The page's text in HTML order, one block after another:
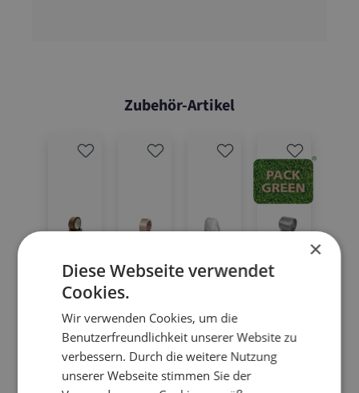
Zubehör-Artikel
03.P
01
03.TE
SA41
05.L
KS10
05.L
PGR
×
Diese Webseite verwendet
Cookies.
Wir verwenden Cookies, um die
Benutzerfreundlichkeit unserer Website zu
verbessern. Durch die weitere Nutzung
unserer Webseite stimmen Sie der